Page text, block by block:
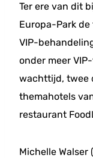
Ter ere van dit
Europa-Park
VIP-
onder meer
wachttijd, twee
themahotels
restaurant
Michelle Walser